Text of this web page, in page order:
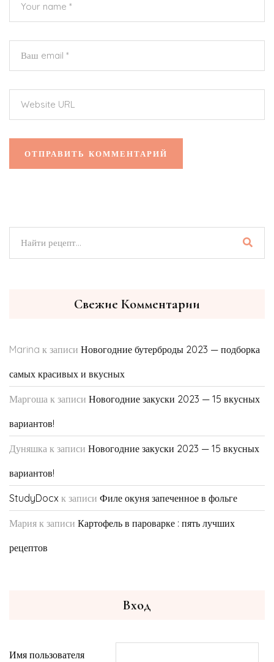
Свежие Комментарии
Marina к записи Новогодние бутерброды 2023 — подборка
самых красивых и вкусных
Маргоша к записи Новогодние закуски 2023 — 15 вкусных
вариантов!
Дуняшка к записи Новогодние закуски 2023 — 15 вкусных
вариантов!
StudyDocx к записи Филе окуня запеченное в фольге
Мария к записи Картофель в пароварке : пять лучших
рецептов
Вход
Имя пользователя